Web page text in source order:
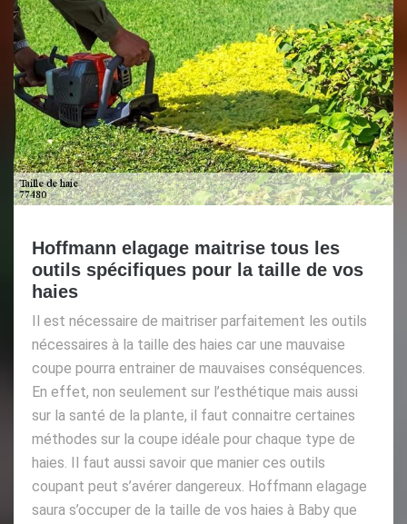
Hoffmann elagage maitrise tous les
outils spécifiques pour la taille de vos
haies
Il est nécessaire de maitriser parfaitement les outils
nécessaires à la taille des haies car une mauvaise
coupe pourra entrainer de mauvaises conséquences.
En effet, non seulement sur l’esthétique mais aussi
sur la santé de la plante, il faut connaitre certaines
méthodes sur la coupe idéale pour chaque type de
haies. Il faut aussi savoir que manier ces outils
coupant peut s’avérer dangereux. Hoffmann elagage
saura s’occuper de la taille de vos haies à Baby que